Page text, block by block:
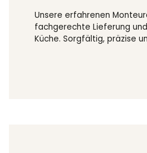
Unsere erfahrenen
fachgerechte Lieferung
Küche. Sorgfältig, präzise